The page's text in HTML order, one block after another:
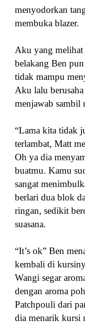
menyodorkan
membuka blazer.
Aku yang melihat
belakang Ben
tidak mampu
Aku lalu
menjawab sambil
“Lama kita tidak
terlambat, Matt
Oh ya dia
buatmu. Kamu
sangat
berlari dua blok
ringan, sedikit
suasana.
“It’s ok” Ben
kembali di
Wangi segar
dengan aroma
Patchpouli dari
dia menarik kursi